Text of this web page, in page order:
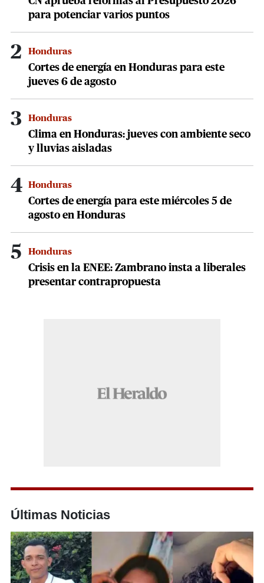
para potenciar varios puntos
2 Honduras
Cortes de energía en Honduras para este
jueves 6 de agosto
3 Honduras
Clima en Honduras: jueves con ambiente seco
y lluvias aisladas
4 Honduras
Cortes de energía para este miércoles 5 de
agosto en Honduras
5 Honduras
Crisis en la ENEE: Zambrano insta a liberales
presentar contrapropuesta
Últimas Noticias